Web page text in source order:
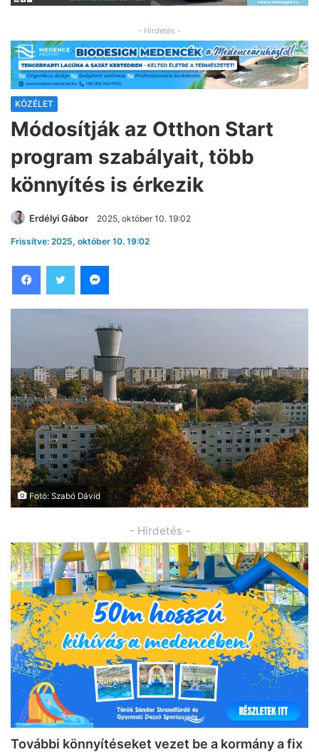
- Hirdetés -
KÖZÉLET
Módosítják az Otthon Start
program szabályait, több
könnyítés is érkezik
Erdélyi Gábor 2025, október 10. 19:02
Frissítve: 2025, október 10. 19:02
Fotó: Szabó Dávid
- Hirdetés -
További könnyítéseket vezet be a kormány a fix